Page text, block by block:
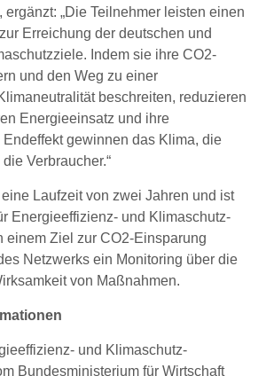
„Die Teilnehmer leisten einen
Erreichung der deutschen und
Indem sie ihre CO2-
und den Weg zu einer
beschreiten, reduzieren
Energieeinsatz und ihre
Endeffekt gewinnen das Klima, die
Verbraucher.“
Laufzeit von zwei Jahren und ist
Energieeffizienz- und Klimaschutz-
einem Ziel zur CO2-Einsparung
Netzwerks ein Monitoring über die
von Maßnahmen.
und Klimaschutz-
Bundesministerium für Wirtschaft